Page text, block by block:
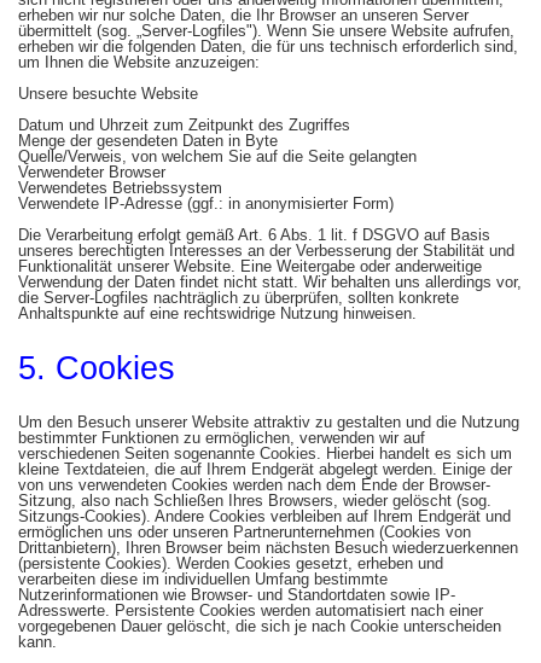
erheben wir nur solche Daten, die Ihr Browser an unseren Server
übermittelt (sog. „Server-Logfiles"). Wenn Sie unsere Website aufrufen,
erheben wir die folgenden Daten, die für uns technisch erforderlich sind,
um Ihnen die Website anzuzeigen:
Unsere besuchte Website
Datum und Uhrzeit zum Zeitpunkt des Zugriffes
Menge der gesendeten Daten in Byte
Quelle/Verweis, von welchem Sie auf die Seite gelangten
Verwendeter Browser
Verwendetes Betriebssystem
Verwendete IP-Adresse (ggf.: in anonymisierter Form)
Die Verarbeitung erfolgt gemäß Art. 6 Abs. 1 lit. f DSGVO auf Basis
unseres berechtigten Interesses an der Verbesserung der Stabilität und
Funktionalität unserer Website. Eine Weitergabe oder anderweitige
Verwendung der Daten findet nicht statt. Wir behalten uns allerdings vor,
die Server-Logfiles nachträglich zu überprüfen, sollten konkrete
Anhaltspunkte auf eine rechtswidrige Nutzung hinweisen.
5. Cookies
Um den Besuch unserer Website attraktiv zu gestalten und die Nutzung
bestimmter Funktionen zu ermöglichen, verwenden wir auf
verschiedenen Seiten sogenannte Cookies. Hierbei handelt es sich um
kleine Textdateien, die auf Ihrem Endgerät abgelegt werden. Einige der
von uns verwendeten Cookies werden nach dem Ende der Browser-
Sitzung, also nach Schließen Ihres Browsers, wieder gelöscht (sog.
Sitzungs-Cookies). Andere Cookies verbleiben auf Ihrem Endgerät und
ermöglichen uns oder unseren Partnerunternehmen (Cookies von
Drittanbietern), Ihren Browser beim nächsten Besuch wiederzuerkennen
(persistente Cookies). Werden Cookies gesetzt, erheben und
verarbeiten diese im individuellen Umfang bestimmte
Nutzerinformationen wie Browser- und Standortdaten sowie IP-
Adresswerte. Persistente Cookies werden automatisiert nach einer
vorgegebenen Dauer gelöscht, die sich je nach Cookie unterscheiden
kann.